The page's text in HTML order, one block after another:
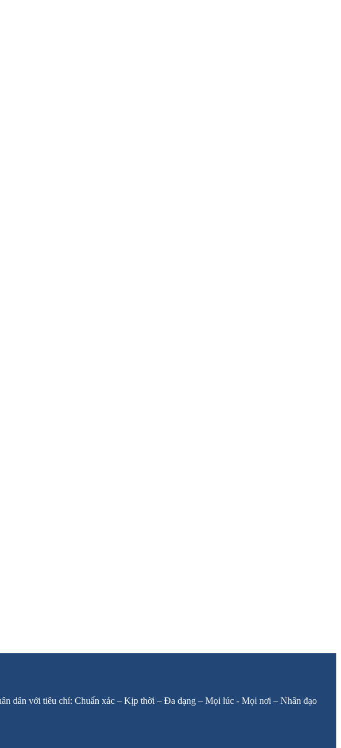
dân với tiêu chí: Chuẩn xác – Kịp thời – Đa dạng – Mọi lúc - Mọi nơi – Nhân đạo